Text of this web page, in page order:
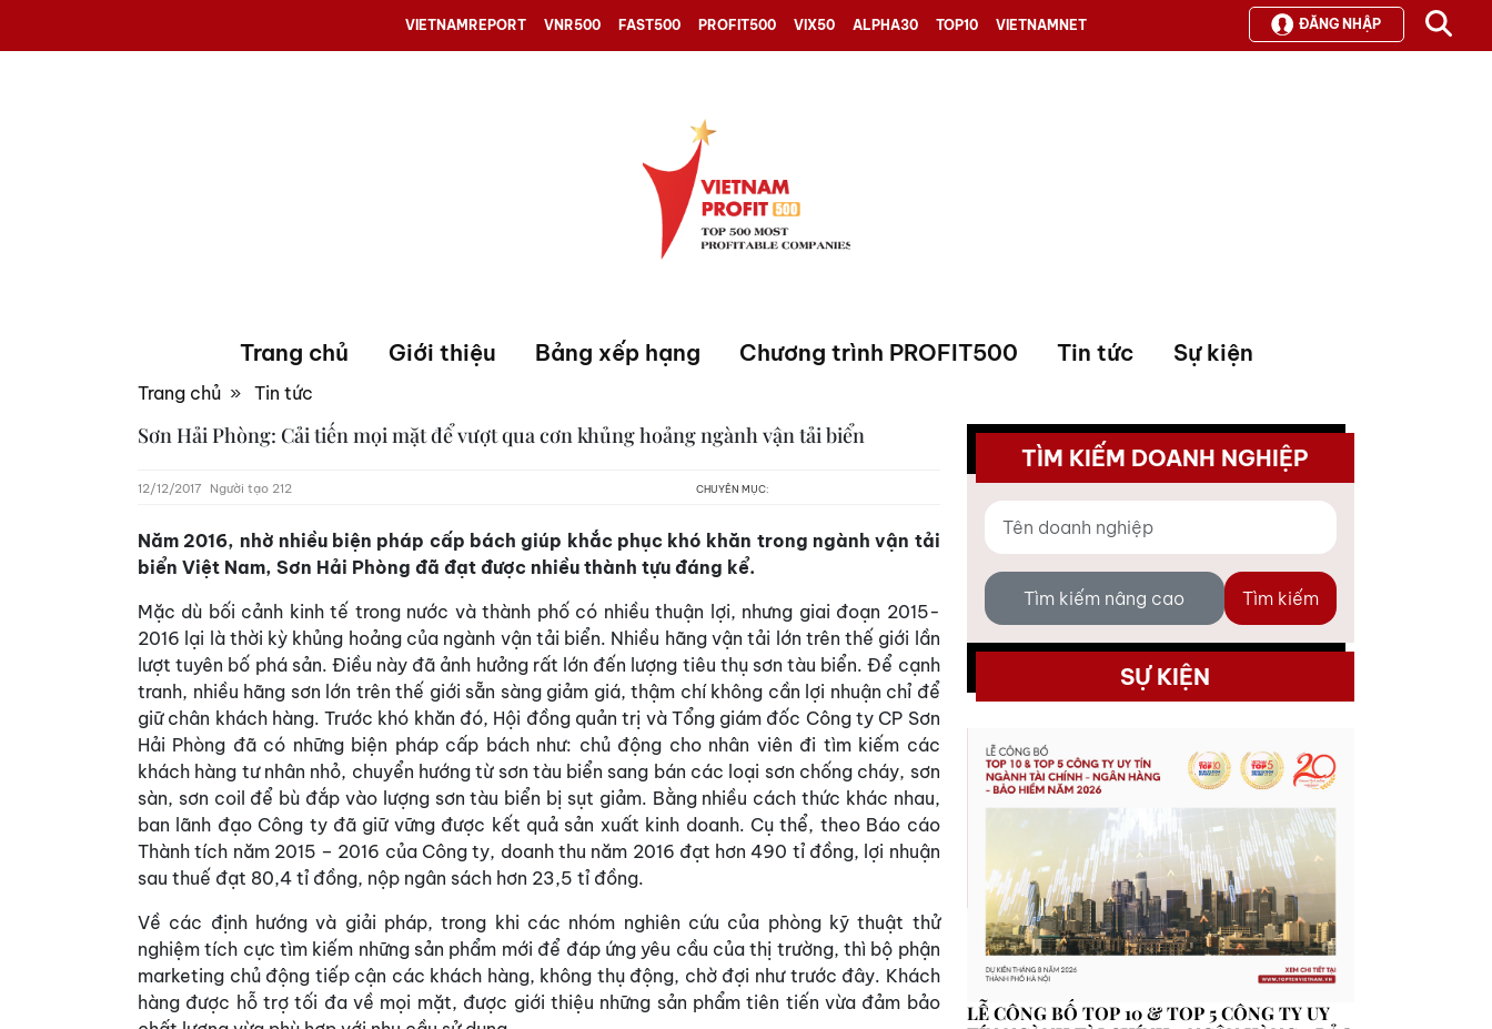
VIETNAMREPORT VNR500 FAST500 PROFIT500 VIX50 ALPHA30 TOP10 VIETNAMNET ĐĂNG NHẬP
Trang chủ Giới thiệu Bảng xếp hạng Chương trình PROFIT500 Tin tức Sự kiện
Trang chủ » Tin tức
Sơn Hải Phòng: Cải tiến mọi mặt để vượt qua cơn khủng hoảng ngành vận tải biển
12/12/2017 Người tạo 212 CHUYÊN MỤC:
Năm 2016, nhờ nhiều biện pháp cấp bách giúp khắc phục khó khăn trong ngành vận tải
biển Việt Nam, Sơn Hải Phòng đã đạt được nhiều thành tựu đáng kể.
Mặc dù bối cảnh kinh tế trong nước và thành phố có nhiều thuận lợi, nhưng giai đoạn 2015-
2016 lại là thời kỳ khủng hoảng của ngành vận tải biển. Nhiều hãng vận tải lớn trên thế giới lần
lượt tuyên bố phá sản. Điều này đã ảnh hưởng rất lớn đến lượng tiêu thụ sơn tàu biển. Để cạnh
tranh, nhiều hãng sơn lớn trên thế giới sẵn sàng giảm giá, thậm chí không cần lợi nhuận chỉ để
giữ chân khách hàng. Trước khó khăn đó, Hội đồng quản trị và Tổng giám đốc Công ty CP Sơn
Hải Phòng đã có những biện pháp cấp bách như: chủ động cho nhân viên đi tìm kiếm các
khách hàng tư nhân nhỏ, chuyển hướng từ sơn tàu biển sang bán các loại sơn chống cháy, sơn
sàn, sơn coil để bù đắp vào lượng sơn tàu biển bị sụt giảm. Bằng nhiều cách thức khác nhau,
ban lãnh đạo Công ty đã giữ vững được kết quả sản xuất kinh doanh. Cụ thể, theo Báo cáo
Thành tích năm 2015 – 2016 của Công ty, doanh thu năm 2016 đạt hơn 490 tỉ đồng, lợi nhuận
sau thuế đạt 80,4 tỉ đồng, nộp ngân sách hơn 23,5 tỉ đồng.
Về các định hướng và giải pháp, trong khi các nhóm nghiên cứu của phòng kỹ thuật thử
nghiệm tích cực tìm kiếm những sản phẩm mới để đáp ứng yêu cầu của thị trường, thì bộ phận
marketing chủ động tiếp cận các khách hàng, không thụ động, chờ đợi như trước đây. Khách
hàng được hỗ trợ tối đa về mọi mặt, được giới thiệu những sản phẩm tiên tiến vừa đảm bảo
TÌM KIẾM DOANH NGHIỆP
Tìm kiếm nâng cao Tìm kiếm
SỰ KIỆN
LỄ CÔNG BỐ TOP 10 & TOP 5 CÔNG TY UY